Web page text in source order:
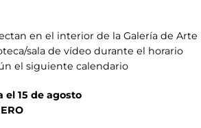
en el interior de la Galería de Arte
sala de vídeo durante el horario
el siguiente calendario
el 15 de agosto